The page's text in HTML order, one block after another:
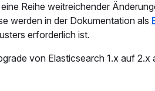
Reihe weitreichender
werden in der Dokumentation als
erforderlich ist.
von Elasticsearch 1.x auf 2.x